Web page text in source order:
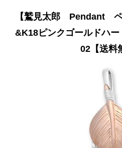
【鷲見太郎 Pendant
&K18ピンクゴールドハー
02【送料